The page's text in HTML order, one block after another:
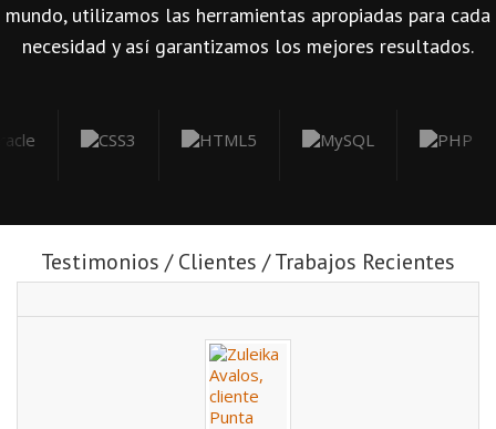
mundo, utilizamos las herramientas apropiadas para cada
necesidad y así garantizamos los mejores resultados.
Testimonios / Clientes / Trabajos Recientes